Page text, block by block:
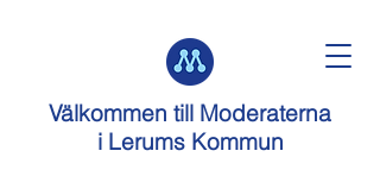
Välkommen till Moderaterna
i Lerums Kommun